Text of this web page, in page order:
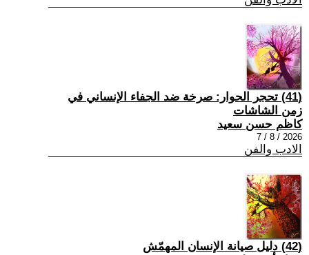
(41) تحجر الحوار: صرخة ضد الجفاء الإنساني في
زمن الشاشات
كاظم حسن سعيد
2026 / 8 / 7
الادب والفن
(42) دليل صيانة الإنسان المهمّش